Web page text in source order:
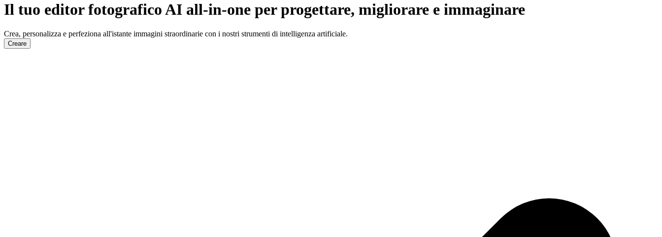
Il tuo editor fotografico AI all-in-one per progettare, migliorare e immaginare
Crea, personalizza e perfeziona all'istante immagini straordinarie con i nostri strumenti di intelligenza artificiale.
Creare